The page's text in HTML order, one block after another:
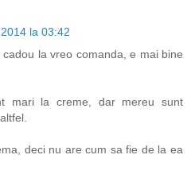
la 03:42
la vreo comanda, e mai bine
mari la creme, dar mereu sunt
deci nu are cum sa fie de la ea